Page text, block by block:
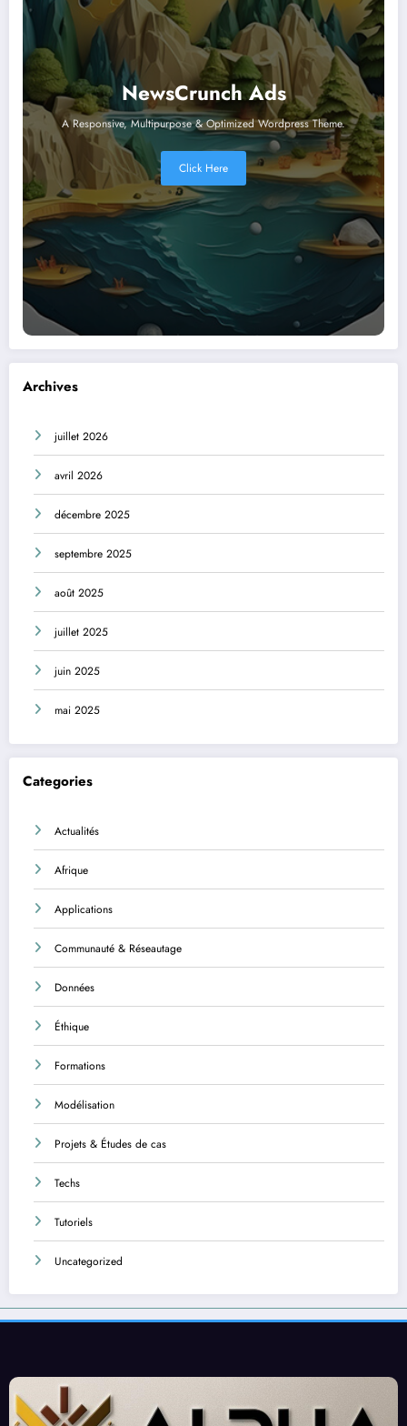
NewsCrunch Ads
A Responsive, Multipurpose & Optimized Wordpress Theme.
Click Here
Archives
juillet 2026
avril 2026
décembre 2025
septembre 2025
août 2025
juillet 2025
juin 2025
mai 2025
Categories
Actualités
Afrique
Applications
Communauté & Réseautage
Données
Éthique
Formations
Modélisation
Projets & Études de cas
Techs
Tutoriels
Uncategorized